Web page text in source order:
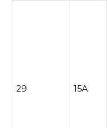
29 15A